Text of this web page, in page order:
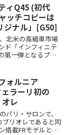
ィQ45 (初代
ッチコピーは
ジナル」[G50]
北米の高級車市場
ド「インフィニテ
第一弾となるプレ
ォルニア
ラーリ初の
レ
パリ・サロンで、
リオレであると同
搭載FRモデルと